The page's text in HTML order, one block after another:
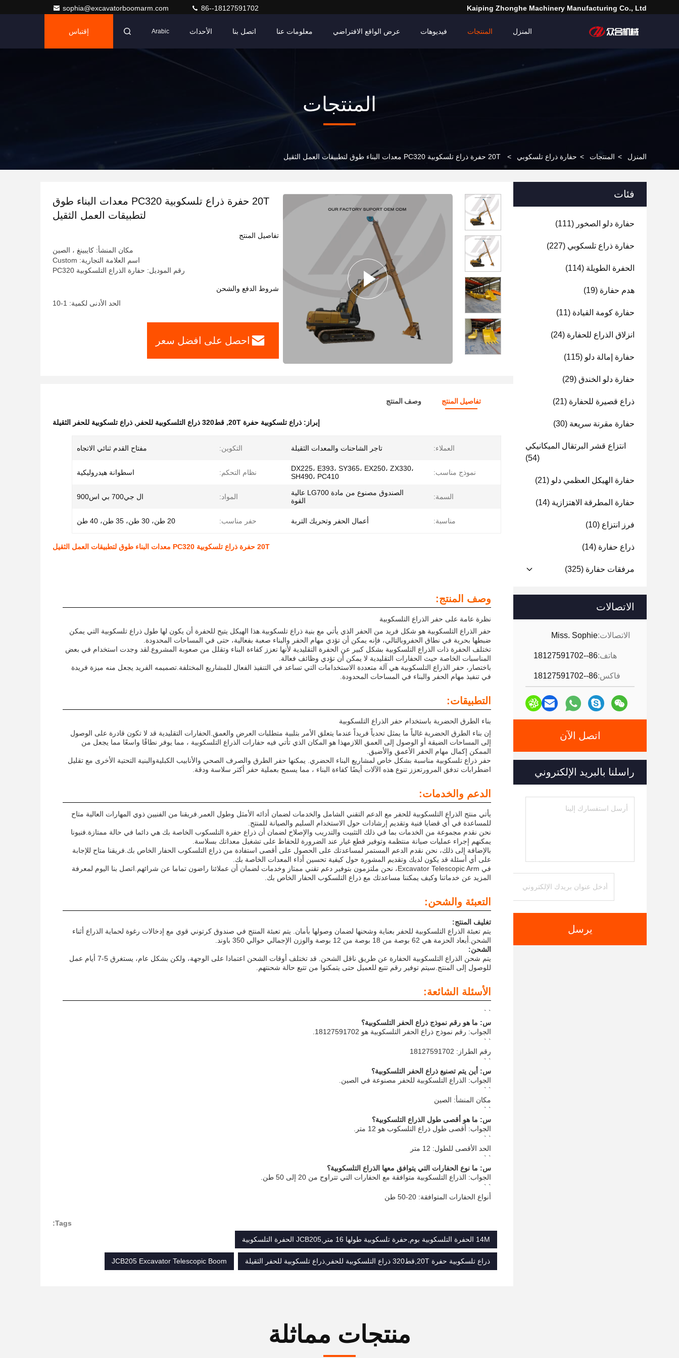
Kaiping Zhonghe Machinery Manufacturing Co., Ltd
sophia@excavatorboomarm.com 86--18127591702
المنزل المنتجات فيديوهات عرض الواقع الافتراضي معلومات عنا اتصل بنا الأحداث Arabic إقتباس
المنتجات
المنزل > المنتجات > حفارة ذراع تلسكوبي > 20T حفرة ذراع تلسكوبية PC320 معدات البناء طوق لتطبيقات العمل الثقيل
فئات
حفارة دلو الصخور (111)
حفارة ذراع تلسكوبي (227)
الحفرة الطويلة (114)
هدم حفارة (19)
حفارة كومة القيادة (11)
انزلاق الذراع للحفارة (24)
حفارة إمالة دلو (115)
حفارة دلو الخندق (29)
ذراع قصيرة للحفارة (21)
حفارة مقرنة سريعة (30)
انتزاع قشر البرتقال الميكانيكي
(54)
حفارة الهيكل العظمي دلو (21)
حفارة المطرقة الاهتزازية (14)
فرز انتزاع (10)
ذراع حفارة (14)
مرفقات حفارة (325)
الاتصالات
الاتصالات:Miss. Sophie
هاتف:86--18127591702
فاكس:86--18127591702
اتصل الآن
راسلنا بالبريد الإلكتروني
يرسل
20T حفرة ذراع تلسكوبية PC320 معدات البناء طوق
لتطبيقات العمل الثقيل
تفاصيل المنتج
مكان المنشأ: كايبينغ ، الصين
اسم العلامة التجارية: Custom
رقم الموديل: حفارة الذراع التلسكوبية PC320
شروط الدفع والشحن
الحد الأدنى لكمية: 1-10
احصل على افضل سعر
تفاصيل المنتج وصف المنتج
إبراز: ذراع تلسكوبية حفرة 20T , قط320 ذراع التلسكوبية للحفر , ذراع تلسكوبية للحفر الثقيلة
العملاء: تاجر الشاحنات والمعدات الثقيلة التكوين: مفتاح القدم ثنائي الاتجاه
نموذج مناسب:
DX225، E393، SY365، EX250، ZX330،
SH490، PC410
نظام التحكم: اسطوانة هيدروليكية
السمة:
الصندوق مصنوع من مادة LG700 عالية
القوة
المواد: ال جي700 بي اس900
مناسبة: أعمال الحفر وتحريك التربة حفر مناسب: 20 طن، 30 طن، 35 طن، 40 طن
20T حفرة ذراع تلسكوبية PC320 معدات البناء طوق لتطبيقات العمل الثقيل
وصف المنتج:
نظرة عامة على حفر الذراع التلسكوبية
حفر الذراع التلسكوبية هو شكل فريد من الحفر الذي يأتي مع بنية ذراع تلسكوبية.هذا الهيكل يتيح للحفرة أن يكون لها طول ذراع تلسكوبية التي يمكن
ضبطها بحرية في نطاق الحفروبالتالي، فإنه يمكن أن تؤدي مهام الحفر والبناء صعبة بفعالية، حتى في المساحات المحدودة.
تختلف الحفرة ذات الذراع التلسكوبية بشكل كبير عن الحفرة التقليدية لأنها تعزز كفاءة البناء وتقلل من صعوبة المشروع.لقد وجدت استخدام في بعض
المناسبات الخاصة حيث الحفارات التقليدية لا يمكن أن تؤدي وظائف فعالة.
باختصار، حفر الذراع التلسكوبية هي آلة متعددة الاستخدامات التي تساعد في التنفيذ الفعال للمشاريع المختلفة.تصميمه الفريد يجعل منه ميزة فريدة
في تنفيذ مهام الحفر والبناء في المساحات المحدودة.
التطبيقات:
بناء الطرق الحضرية باستخدام حفر الذراع التلسكوبية
إن بناء الطرق الحضرية غالباً ما يمثل تحدياً فريداً عندما يتعلق الأمر بتلبية متطلبات العرض والعمق.الحفارات التقليدية قد لا تكون قادرة على الوصول
إلى المساحات الضيقة أو الوصول إلى العمق اللازمهذا هو المكان الذي تأتي فيه حفارات الذراع التلسكوبية ، مما يوفر نطاقًا واسعًا مما يجعل من
الممكن إكمال مهام الحفر الأعمق والأضيق.
حفر ذراع تلسكوبية مناسبة بشكل خاص لمشاريع البناء الحضري. يمكنها حفر الطرق والصرف الصحي والأنابيب الكبليةوالبنية التحتية الأخرى مع تقليل
اضطرابات تدفق المرورتعزز تنوع هذه الآلات أيضًا كفاءة البناء ، مما يسمح بعملية حفر أكثر سلاسة ودقة.
الدعم والخدمات:
يأتي منتج الذراع التلسكوبية للحفر مع الدعم التقني الشامل والخدمات لضمان أدائه الأمثل وطول العمر.فريقنا من الفنيين ذوي المهارات العالية متاح
للمساعدة في أي قضايا فنية وتقديم إرشادات حول الاستخدام السليم والصيانة للمنتج.
نحن نقدم مجموعة من الخدمات بما في ذلك التثبيت والتدريب والإصلاح لضمان أن ذراع حفرة التلسكوب الخاصة بك هي دائما في حالة ممتازة.فنيونا
يمكنهم إجراء عمليات صيانة منتظمة وتوفير قطع غيار عند الضرورة للحفاظ على تشغيل معداتك بسلاسة.
بالإضافة إلى ذلك، نحن نقدم الدعم المستمر لمساعدتك على الحصول على أقصى استفادة من ذراع التلسكوب الحفار الخاص بك.فريقنا متاح للإجابة
على أي أسئلة قد يكون لديك وتقديم المشورة حول كيفية تحسين أداء المعدات الخاصة بك.
في Excavator Telescopic Arm، نحن ملتزمون بتوفير دعم تقني ممتاز وخدمات لضمان أن عملائنا راضون تماما عن شرائهم.اتصل بنا اليوم لمعرفة
المزيد عن خدماتنا وكيف يمكننا مساعدتك مع ذراع التلسكوب الحفار الخاص بك.
التعبئة والشحن:
تغليف المنتج:
يتم تعبئة الذراع التلسكوبية للحفر بعناية وشحنها لضمان وصولها بأمان. يتم تعبئة المنتج في صندوق كرتوني قوي مع إدخالات رغوة لحماية الذراع أثناء
الشحن.أبعاد الحزمة هي 62 بوصة من 18 بوصة من 12 بوصة والوزن الإجمالي حوالي 350 باوند.
الشحن:
يتم شحن الذراع التلسكوبية الحفارة عن طريق ناقل الشحن. قد تختلف أوقات الشحن اعتمادا على الوجهة، ولكن بشكل عام، يستغرق 5-7 أيام عمل
للوصول إلى المنتج.سيتم توفير رقم تتبع للعميل حتى يتمكنوا من تتبع حالة شحنتهم.
الأسئلة الشائعة:
` `
س: ما هو رقم نموذج ذراع الحفر التلسكوبية؟
الجواب: رقم نموذج ذراع الحفر التلسكوبية هو 18127591702.
` `
رقم الطراز: 18127591702
` `
س: أين يتم تصنيع ذراع الحفر التلسكوبية؟
الجواب: الذراع التلسكوبية للحفر مصنوعة في الصين.
` `
مكان المنشأ: الصين
` `
س: ما هو أقصى طول الذراع التلسكوبية؟
الجواب: أقصى طول ذراع التلسكوب هو 12 متر.
` `
الحد الأقصى للطول: 12 متر
` `
س: ما نوع الحفارات التي يتوافق معها الذراع التلسكوبية؟
الجواب: الذراع التلسكوبية متوافقة مع الحفارات التي تتراوح من 20 إلى 50 طن.
` `
أنواع الحفارات المتوافقة: 20-50 طن
Tags:
14M الحفرة التلسكوبية بوم,حفرة تلسكوبية طولها 16 متر,JCB205 الحفرة التلسكوبية
ذراع تلسكوبية حفرة 20T,قط320 ذراع التلسكوبية للحفر,ذراع تلسكوبية للحفر الثقيلة JCB205 Excavator Telescopic Boom
منتجات مماثلة